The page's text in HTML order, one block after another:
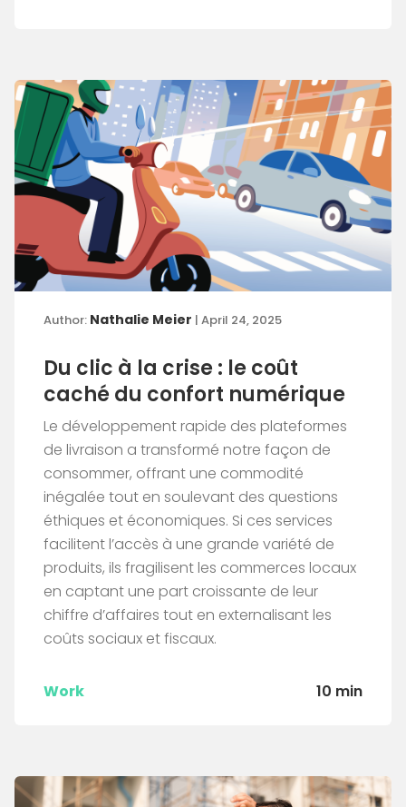
Author: Nathalie Meier | April 24, 2025
Du clic à la crise : le coût
caché du confort numérique
Le développement rapide des plateformes
de livraison a transformé notre façon de
consommer, offrant une commodité
inégalée tout en soulevant des questions
éthiques et économiques. Si ces services
facilitent l’accès à une grande variété de
produits, ils fragilisent les commerces locaux
en captant une part croissante de leur
chiffre d’affaires tout en externalisant les
coûts sociaux et fiscaux.
Work 10 min